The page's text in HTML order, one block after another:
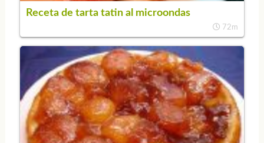
Receta de tarta tatin al microondas
72m